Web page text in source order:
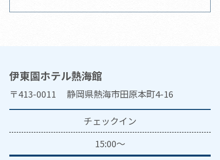
伊東園ホテル熱海館
〒413-0011 静岡県熱海市田原本町4-16
チェックイン
15:00～